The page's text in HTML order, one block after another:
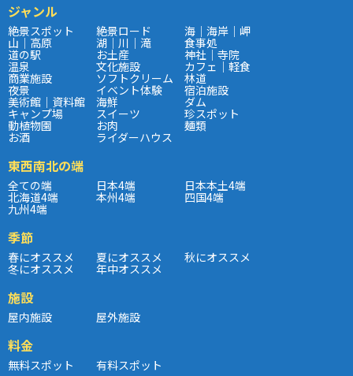
ジャンル
絶景スポット 絶景ロード 海｜海岸｜岬
山｜高原 湖｜川｜滝 食事処
道の駅 お土産 神社｜寺院
温泉 文化施設 カフェ｜軽食
商業施設 ソフトクリーム 林道
夜景 イベント体験 宿泊施設
美術館｜資料館 海鮮 ダム
キャンプ場 スイーツ 珍スポット
動植物園 お肉 麺類
お酒 ライダーハウス
東西南北の端
全ての端 日本4端 日本本土4端
北海道4端 本州4端 四国4端
九州4端
季節
春にオススメ 夏にオススメ 秋にオススメ
冬にオススメ 年中オススメ
施設
屋内施設 屋外施設
料金
無料スポット 有料スポット